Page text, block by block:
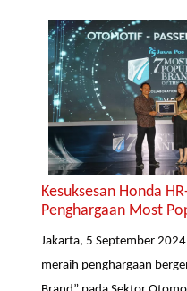
Kesuksesan Honda
Penghargaan Most
Jakarta, 5 September
meraih penghargaan